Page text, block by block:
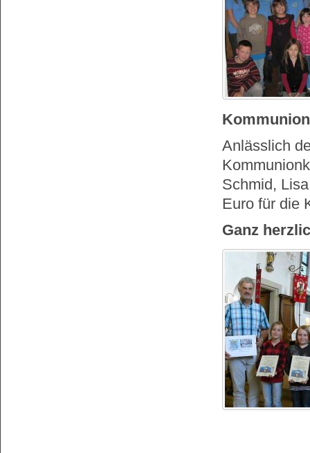
Anlässlich
Schmid,
Euro für die
Ganz